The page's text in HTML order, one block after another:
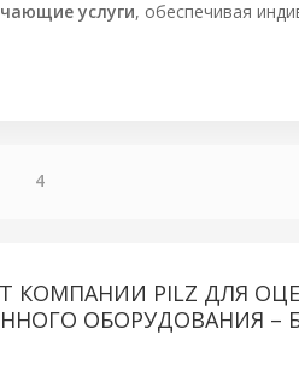
услуги, обеспечивая
4
КОМПАНИИ PILZ ДЛЯ
ОБОРУДОВАНИЯ –